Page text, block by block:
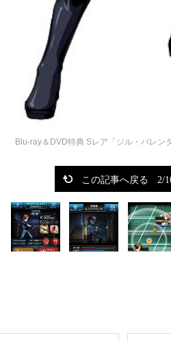
Blu-ray＆DVD特典 Sレア「ジル・バレン
この記事へ戻る 2/